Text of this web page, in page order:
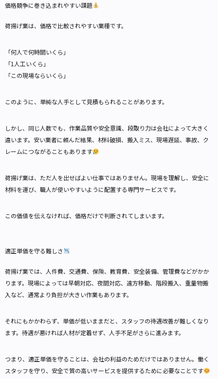
価格競争に巻き込まれやすい課題
荷揚げ業は、価格で比較されやすい業種です。
「何人で何時間いくら」
「1人工いくら」
「この現場ならいくら」
このように、単純な人手として見積もられることがあります。
しかし、同じ人数でも、作業品質や安全意識、段取り力は会社によって大きく
違います。安い業者に頼んだ結果、材料破損、搬入ミス、現場遅延、事故、ク
レームにつながることもあります
荷揚げ業は、ただ人を出せばよい仕事ではありません。現場を理解し、安全に
材料を運び、職人が使いやすいように配置する専門サービスです。
この価値を伝えなければ、価格だけで判断されてしまいます。
適正単価を守る難しさ
荷揚げ業では、人件費、交通費、保険、教育費、安全装備、管理費などがかか
ります。現場によっては早朝対応、夜間対応、遠方移動、階段搬入、重量物搬
入など、通常より負担が大きい作業もあります。
それにもかかわらず、単価が低いままだと、スタッフの待遇改善が難しくなり
ます。待遇が悪ければ人材が定着せず、人手不足がさらに進みます。
つまり、適正単価を守ることは、会社の利益のためだけではありません。働く
スタッフを守り、安全で質の高いサービスを提供するために必要なことです